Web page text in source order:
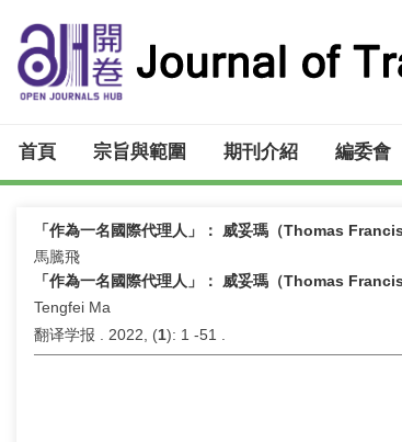
首頁 宗旨與範圍 期刊介紹 編委會
「作為一名國際代理人」： 威妥瑪（Thomas
馬騰飛
「作為一名國際代理人」： 威妥瑪（Thomas
Tengfei Ma
翻译学报 . 2022, (1): 1 -51 .